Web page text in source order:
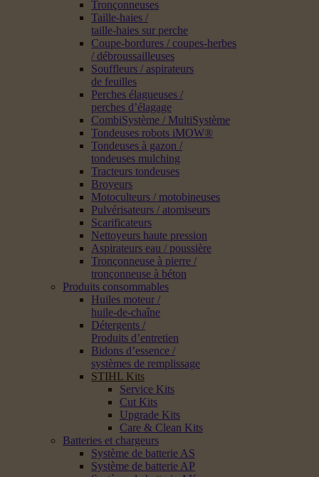
Tronçonneuses
Taille-haies /
taille-haies sur perche
Coupe-bordures / coupes-herbes
/ débroussailleuses
Souffleurs / aspirateurs
de feuilles
Perches élagueuses /
perches d’élagage
CombiSystème / MultiSystème
Tondeuses robots iMOW®
Tondeuses à gazon /
tondeuses mulching
Tracteurs tondeuses
Broyeurs
Motoculteurs / motobineuses
Pulvérisateurs / atomiseurs
Scarificateurs
Nettoyeurs haute pression
Aspirateurs eau / poussière
Tronçonneuse à pierre /
tronçonneuse à béton
Produits consommables
Huiles moteur /
huile-de-chaîne
Détergents /
Produits d’entretien
Bidons d’essence /
systèmes de remplissage
STIHL Kits
Service Kits
Cut Kits
Upgrade Kits
Care & Clean Kits
Batteries et chargeurs
Système de batterie AS
Système de batterie AP